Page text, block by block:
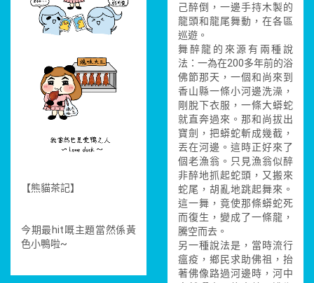
己醉倒，一邊手持木製的
龍頭和龍尾舞動，在各區
巡遊。
舞醉龍的來源有兩種說
法：一為在200多年前的浴
佛節那天，一個和尚來到
香山縣一條小河邊洗澡，
剛脫下衣服，一條大蟒蛇
就直奔過來。那和尚拔出
寶劍，把蟒蛇斬成幾截，
丟在河邊。這時正好來了
個老漁翁。只見漁翁似醉
非醉地抓起蛇頭，又搬來
蛇尾，胡亂地跳起舞來。
這一舞，竟使那條蟒蛇死
而復生，變成了一條龍，
騰空而去。
另一種說法是，當時流行
瘟疫，鄉民求助佛祖，抬
著佛像路過河邊時，河中
【熊貓茶記】
今期最hit嘅主題當然係黃
色小鴨啦~